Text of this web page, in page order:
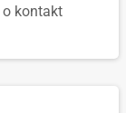
kontakt